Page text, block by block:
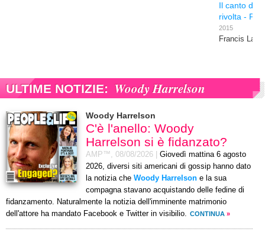
Il canto
rivolta -
2015
Francis
ULTIME NOTIZIE: Woody Harrelson
Woody Harrelson
C'è l'anello: Woody
Harrelson si è fidanzato?
AMP™, 08/08/2026
Giovedì mattina 6 agosto
2026, diversi siti americani di gossip hanno dato
la notizia che Woody Harrelson e la sua
compagna stavano acquistando delle fedine di
fidanzamento. Naturalmente la notizia dell'imminente matrimonio
dell'attore ha mandato Facebook e Twitter in visibilio. CONTINUA »